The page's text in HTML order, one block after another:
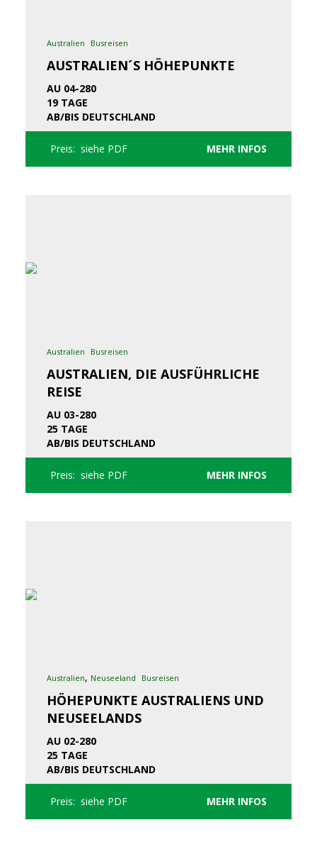
Australien Busreisen
AUSTRALIEN´S HÖHEPUNKTE
AU 04-280
19 TAGE
AB/BIS DEUTSCHLAND
Preis: siehe PDF MEHR INFOS
Australien Busreisen
AUSTRALIEN, DIE AUSFÜHRLICHE
REISE
AU 03-280
25 TAGE
AB/BIS DEUTSCHLAND
Preis: siehe PDF MEHR INFOS
Australien, Neuseeland Busreisen
HÖHEPUNKTE AUSTRALIENS UND
NEUSEELANDS
AU 02-280
25 TAGE
AB/BIS DEUTSCHLAND
Preis: siehe PDF MEHR INFOS